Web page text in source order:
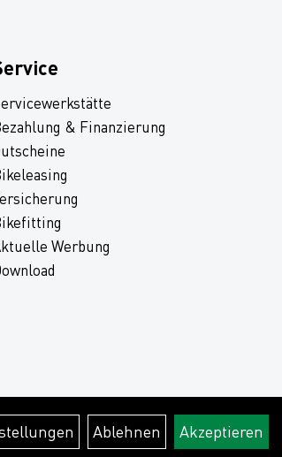
& Finanzierung
Werbung
Ablehnen Akzeptieren